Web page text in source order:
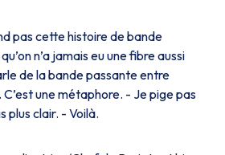
pas cette histoire de bande
n’a jamais eu une fibre aussi
de la bande passante entre
C’est une métaphore. - Je pige pas
plus clair. - Voilà.